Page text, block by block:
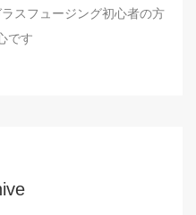
スフュージング初心者の方
です